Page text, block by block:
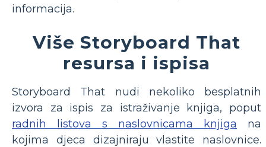
informacija.
Više Storyboard That
resursa i ispisa
Storyboard That nudi nekoliko besplatnih
izvora za ispis za istraživanje knjiga, poput
radnih listova s ​​naslovnicama knjiga na
kojima djeca dizajniraju vlastite naslovnice.